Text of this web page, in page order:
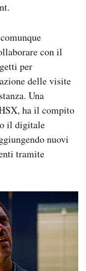
con il
per
delle visite
Una
ha il compito
il digitale
nuovi
tramite